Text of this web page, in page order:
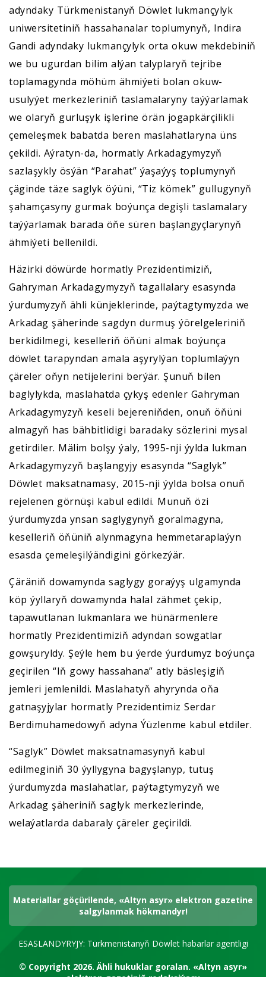
adyndaky Türkmenistanyň Döwlet lukmançylyk
uniwersitetiniň hassahanalar toplumynyň, Indira
Gandi adyndaky lukmançylyk orta okuw mekdebiniň
we bu ugurdan bilim alýan talyplaryň tejribe
toplamagynda möhüm ähmiýeti bolan okuw-
usulyýet merkezleriniň taslamalaryny taýýarlamak
we olaryň gurluşyk işlerine örän jogapkärçilikli
çemeleşmek babatda beren maslahatlaryna üns
çekildi. Aýratyn-da, hormatly Arkadagymyzyň
sazlaşykly ösýän “Parahat” ýaşaýyş toplumynyň
çäginde täze saglyk öýüni, “Tiz kömek” gullugynyň
şahamçasyny gurmak boýunça degişli taslamalary
taýýarlamak barada öňe süren başlangyçlarynyň
ähmiýeti bellenildi.
Häzirki döwürde hormatly Prezidentimiziň,
Gahryman Arkadagymyzyň tagallalary esasynda
ýurdumyzyň ähli künjeklerinde, paýtagtymyzda we
Arkadag şäherinde sagdyn durmuş ýörelgeleriniň
berkidilmegi, keselleriň öňüni almak boýunça
döwlet tarapyndan amala aşyrylýan toplumlaýyn
çäreler oňyn netijelerini berýär. Şunuň bilen
baglylykda, maslahatda çykyş edenler Gahryman
Arkadagymyzyň keseli bejereniňden, onuň öňüni
almagyň has bähbitlidigi baradaky sözlerini mysal
getirdiler. Mälim bolşy ýaly, 1995-nji ýylda lukman
Arkadagymyzyň başlangyjy esasynda “Saglyk”
Döwlet maksatnamasy, 2015-nji ýylda bolsa onuň
rejelenen görnüşi kabul edildi. Munuň özi
ýurdumyzda ynsan saglygynyň goralmagyna,
keselleriň öňüniň alynmagyna hemmetaraplaýyn
esasda çemeleşilýändigini görkezýär.
Çäräniň dowamynda saglygy goraýyş ulgamynda
köp ýyllaryň dowamynda halal zähmet çekip,
tapawutlanan lukmanlara we hünärmenlere
hormatly Prezidentimiziň adyndan sowgatlar
gowşuryldy. Şeýle hem bu ýerde ýurdumyz boýunça
geçirilen “Iň gowy hassahana” atly bäsleşigiň
jemleri jemlenildi. Maslahatyň ahyrynda oňa
gatnaşyjylar hormatly Prezidentimiz Serdar
Berdimuhamedowyň adyna Ýüzlenme kabul etdiler.
“Saglyk” Döwlet maksatnamasynyň kabul
edilmeginiň 30 ýyllygyna bagyşlanyp, tutuş
ýurdumyzda maslahatlar, paýtagtymyzyň we
Arkadag şäheriniň saglyk merkezlerinde,
welaýatlarda dabaraly çäreler geçirildi.
Materiallar göçürilende, «Altyn asyr» elektron gazetine
salgylanmak hökmandyr!
ESASLANDYRYJY: Türkmenistanyň Döwlet habarlar agentligi
© Copyright 2026.Ähli hukuklar goralan. «Altyn asyr»
elektron gazetiniň redaksiýasy